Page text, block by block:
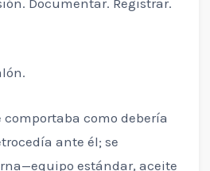
comportaba como debería
ante él; se
estándar, aceite